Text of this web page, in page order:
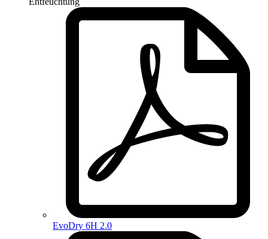
EvoDry 6H 2.0